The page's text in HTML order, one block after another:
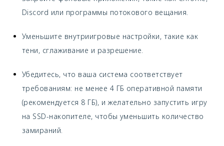
Discord или программы потокового вещания.
Уменьшите внутриигровые настройки, такие как
тени, сглаживание и разрешение.
Убедитесь, что ваша система соответствует
требованиям: не менее 4 ГБ оперативной памяти
(рекомендуется 8 ГБ), и желательно запустить игру
на SSD-накопителе, чтобы уменьшить количество
замираний.